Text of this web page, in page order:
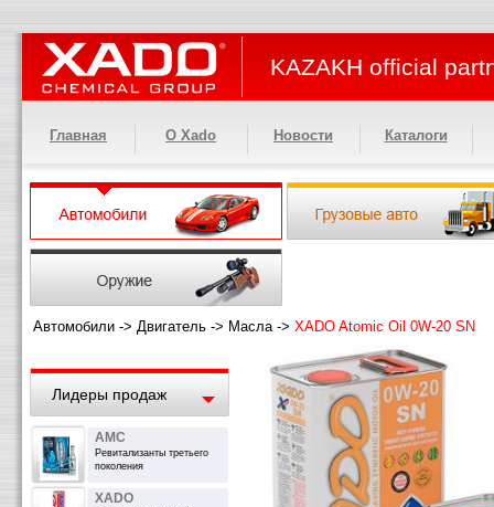
KAZAKH official
Главная О Xado Новости Каталоги
Автомобили -> Двигатель -> Масла-> XADO Atomic Oil 0W-20 SN
Лидеры продаж
АМС
Ревитализанты третьего
поколения
XADO